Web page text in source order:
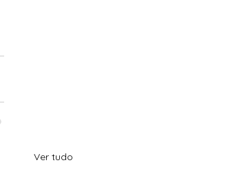
Ver tudo